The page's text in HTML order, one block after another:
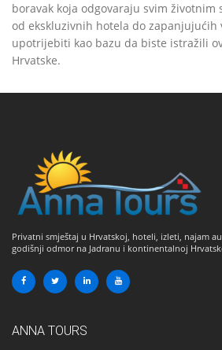
boravak koja odgovaraju svim
od ekskluzivnih hotela do zapanjujućih
upotrijebiti kao bazu da biste istražili
Hrvatske.
Privatni smještaj u Hrvatskoj, hoteli, izleti, najam
godišnji odmor na Jadranu i kontinentalnoj
ANNA TOURS